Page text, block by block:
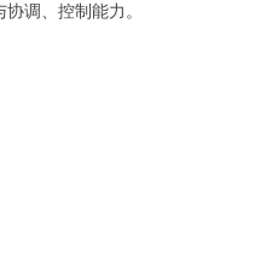
调、控制能力。